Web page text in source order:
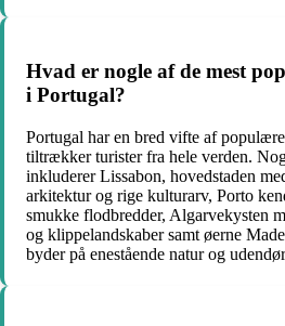
Hvad er nogle af de mest
i Portugal?
Portugal har en bred vifte af
tiltrækker turister fra hele verden.
inkluderer Lissabon, hovedstaden
arkitektur og rige kulturarv, Porto
smukke flodbredder, Algarvekysten
og klippelandskaber samt øerne
byder på enestående natur og